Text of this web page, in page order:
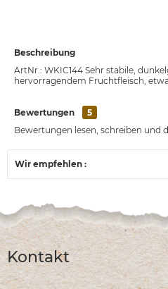
Beschreibung
ArtNr.: WKIC144 Sehr stabile,
hervorragendem Fruchtfleisch, etwa
Bewertungen
5
Bewertungen lesen, schreiben und
Wir empfehlen :
Kontakt